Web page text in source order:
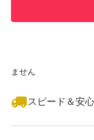
△ぎゅうぎゅう
でプチプチは無
ません
スピード＆安